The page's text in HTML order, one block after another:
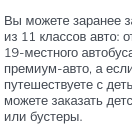
Вы можете заранее
из 11 классов авто:
19-местного
премиум-авто, а
путешествуете с
можете заказать
или бустеры.